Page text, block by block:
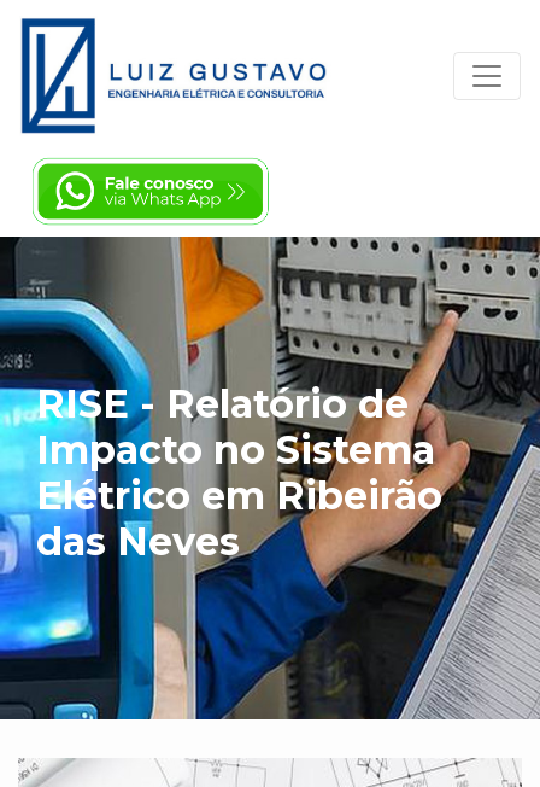
RISE - Relatório de
Impacto no Sistema
Elétrico em Ribeirão
das Neves